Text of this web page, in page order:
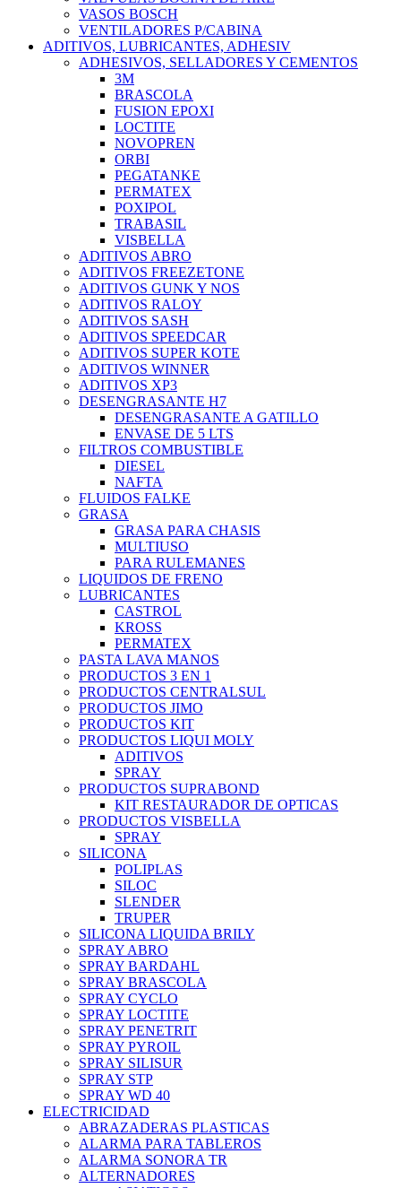
VASOS BOSCH
VENTILADORES P/CABINA
ADITIVOS, LUBRICANTES, ADHESIV
ADHESIVOS, SELLADORES Y CEMENTOS
3M
BRASCOLA
FUSION EPOXI
LOCTITE
NOVOPREN
ORBI
PEGATANKE
PERMATEX
POXIPOL
TRABASIL
VISBELLA
ADITIVOS ABRO
ADITIVOS FREEZETONE
ADITIVOS GUNK Y NOS
ADITIVOS RALOY
ADITIVOS SASH
ADITIVOS SPEEDCAR
ADITIVOS SUPER KOTE
ADITIVOS WINNER
ADITIVOS XP3
DESENGRASANTE H7
DESENGRASANTE A GATILLO
ENVASE DE 5 LTS
FILTROS COMBUSTIBLE
DIESEL
NAFTA
FLUIDOS FALKE
GRASA
GRASA PARA CHASIS
MULTIUSO
PARA RULEMANES
LIQUIDOS DE FRENO
LUBRICANTES
CASTROL
KROSS
PERMATEX
PASTA LAVA MANOS
PRODUCTOS 3 EN 1
PRODUCTOS CENTRALSUL
PRODUCTOS JIMO
PRODUCTOS KIT
PRODUCTOS LIQUI MOLY
ADITIVOS
SPRAY
PRODUCTOS SUPRABOND
KIT RESTAURADOR DE OPTICAS
PRODUCTOS VISBELLA
SPRAY
SILICONA
POLIPLAS
SILOC
SLENDER
TRUPER
SILICONA LIQUIDA BRILY
SPRAY ABRO
SPRAY BARDAHL
SPRAY BRASCOLA
SPRAY CYCLO
SPRAY LOCTITE
SPRAY PENETRIT
SPRAY PYROIL
SPRAY SILISUR
SPRAY STP
SPRAY WD 40
ELECTRICIDAD
ABRAZADERAS PLASTICAS
ALARMA PARA TABLEROS
ALARMA SONORA TR
ALTERNADORES